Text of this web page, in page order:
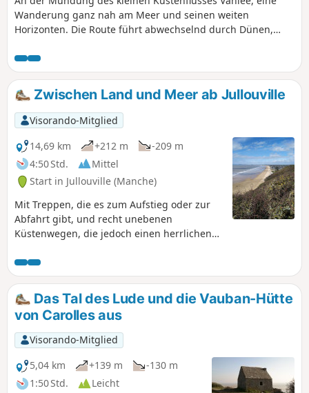
Wanderung ganz nah am Meer und seinen weiten
Horizonten. Die Route führt abwechselnd durch Dünen,
und am Strand entlang.
Zwischen Land und Meer ab Jullouville
Visorando-Mitglied
14,69 km
+212 m
-209 m
4:50 Std.
Mittel
Start in Jullouville (Manche)
Mit Treppen, die es zum Aufstieg oder zur
Abfahrt gibt, und recht unebenen
Küstenwegen, die jedoch einen herrlichen
Rundwanderung, die zu Beginn einige
Kilometer asphaltierte, wenig begehene
kleine Straßen umfasst, im zweiten Teil
einen herrlichen Blick auf die normannische
Bocage-Landschaft und anschließend auf
die Küste des Cotentin.
Das Tal des Lude und die Vauban-Hütte
von Carolles aus
Visorando-Mitglied
5,04 km
+139 m
-130 m
1:50 Std.
Leicht